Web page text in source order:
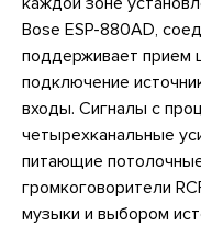
Bose ESP-880AD,
поддерживает прием
подключение
входы. Сигналы с
четырехканальные
питающие
громкоговорители
музыки и выбором